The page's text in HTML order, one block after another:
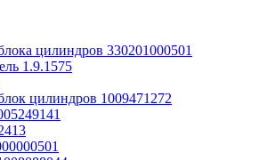
цилиндров 330201000501
1.9.1575
цилиндров 1009471272